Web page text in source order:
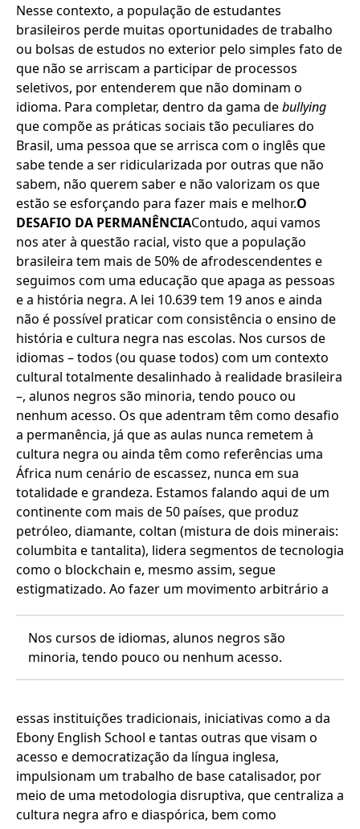
Nesse contexto, a população de estudantes
brasileiros perde muitas oportunidades de trabalho
ou bolsas de estudos no exterior pelo simples fato de
que não se arriscam a participar de processos
seletivos, por entenderem que não dominam o
idioma. Para completar, dentro da gama debullying
que compõe as práticas sociais tão peculiares do
Brasil, uma pessoa que se arrisca com o inglês que
sabe tende a ser ridicularizada por outras que não
sabem, não querem saber e não valorizam os que
estão se esforçando para fazer mais e melhor.O
DESAFIO DA PERMANÊNCIAContudo, aqui vamos
nos ater à questão racial, visto que a população
brasileira tem mais de 50% de afrodescendentes e
seguimos com uma educação que apaga as pessoas
e a história negra. A lei 10.639 tem 19 anos e ainda
não é possível praticar com consistência o ensino de
história e cultura negra nas escolas. Nos cursos de
idiomas – todos (ou quase todos) com um contexto
cultural totalmente desalinhado à realidade brasileira
–, alunos negros são minoria, tendo pouco ou
nenhum acesso. Os que adentram têm como desafio
a permanência, já que as aulas nunca remetem à
cultura negra ou ainda têm como referências uma
África num cenário de escassez, nunca em sua
totalidade e grandeza. Estamos falando aqui de um
continente com mais de 50 países, que produz
petróleo, diamante, coltan (mistura de dois minerais:
columbita e tantalita), lidera segmentos de tecnologia
como o blockchain e, mesmo assim, segue
estigmatizado.
Nos cursos de idiomas, alunos negros são
minoria, tendo pouco ou nenhum acesso.
Ao fazer um movimento arbitrário a
essas instituições tradicionais, iniciativas como a da
Ebony English School e tantas outras que visam o
acesso e democratização da língua inglesa,
impulsionam um trabalho de base catalisador, por
meio de uma metodologia disruptiva, que centraliza a
cultura negra afro e diaspórica, bem como